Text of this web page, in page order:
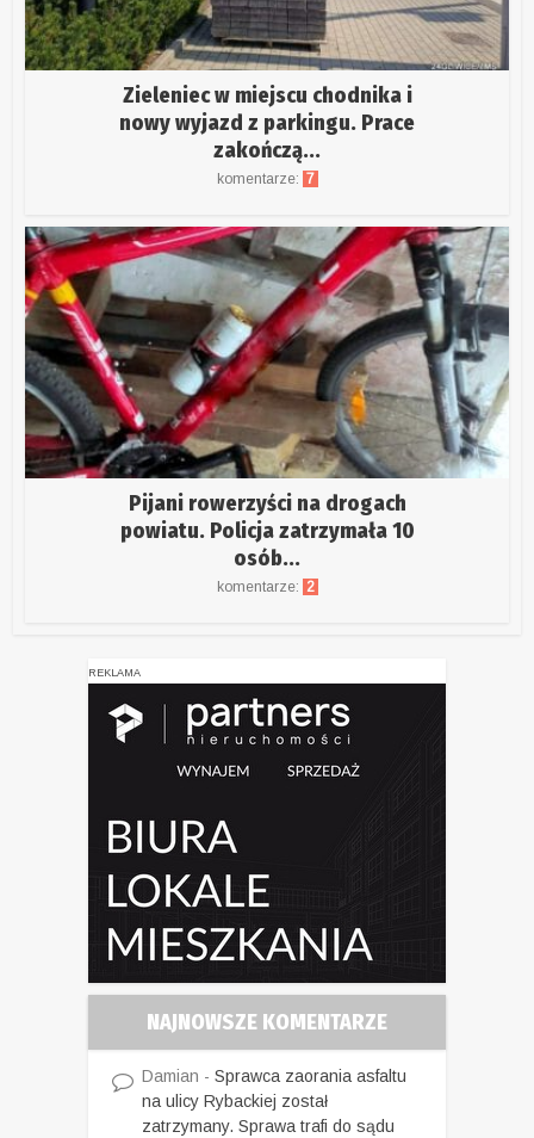
Zieleniec w miejscu chodnika i
nowy wyjazd z parkingu. Prace
zakończą...
komentarze: 7
Pijani rowerzyści na drogach
powiatu. Policja zatrzymała 10
osób...
komentarze: 2
REKLAMA
NAJNOWSZE KOMENTARZE
Damian - Sprawca zaorania asfaltu
na ulicy Rybackiej został
zatrzymany. Sprawa trafi do sądu